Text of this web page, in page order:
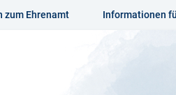
zum Ehrenamt Informationen